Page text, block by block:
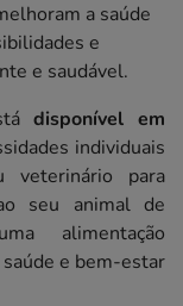
a saúde
e
e saudável.
disponível em
individuais
para
seu animal de
alimentação
e bem-estar